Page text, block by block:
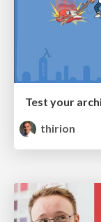
Test your
thirion